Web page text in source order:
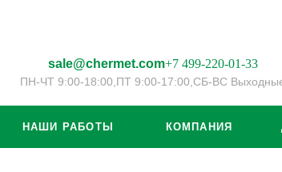
sale@chermet.com+7 499-220-01-33
ПН-ЧТ 9:00-18:00, ПТ 9:00-17:00, СБ-ВС
НАШИ РАБОТЫ КОМПАНИЯ